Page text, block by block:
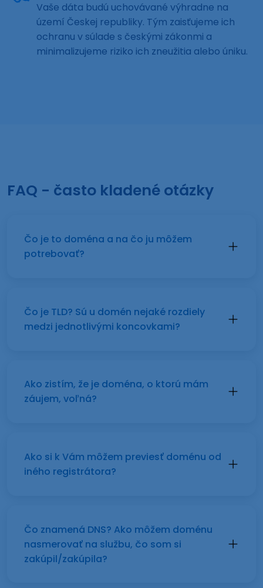
Vaše dáta budú uchovávané výhradne na
území Českej republiky. Tým zaisťujeme ich
ochranu v súlade s českými zákonmi a
minimalizujeme riziko ich zneužitia alebo úniku.
FAQ - často kladené otázky
Čo je to doména a na čo ju môžem
potrebovať?
Čo je TLD? Sú u domén nejaké rozdiely
medzi jednotlivými koncovkami?
Ako zistím, že je doména, o ktorú mám
záujem, voľná?
Ako si k Vám môžem previesť doménu od
iného registrátora?
Čo znamená DNS? Ako môžem doménu
nasmerovať na službu, čo som si
zakúpil/zakúpila?